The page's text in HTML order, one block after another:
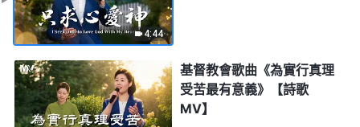
4:44
基督教會歌曲《為實行真理
受苦最有意義》【詩歌
MV】